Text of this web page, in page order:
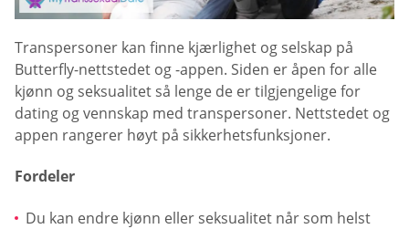
Transpersoner kan finne kjærlighet og selskap på
Butterfly-nettstedet og -appen. Siden er åpen for alle
kjønn og seksualitet så lenge de er tilgjengelige for
dating og vennskap med transpersoner. Nettstedet og
appen rangerer høyt på sikkerhetsfunksjoner.
Fordeler
Du kan endre kjønn eller seksualitet når som helst